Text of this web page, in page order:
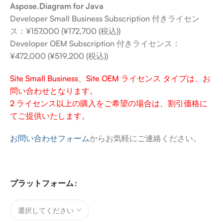
Aspose.Diagram for Java
Developer Small Business Subscription 付きライセン
ス：¥157,000 (¥172,700 (税込))
Developer OEM Subscription 付きライセンス：
¥472,000 (¥519,200 (税込))
Site Small Business、Site OEM ライセンス タイプは、お
問い合わせとなります。
2 ライセンス以上の購入をご希望の場合は、割引価格に
てご提供いたします。
お問い合わせフォームからお気軽にご連絡ください。
プラットフォーム